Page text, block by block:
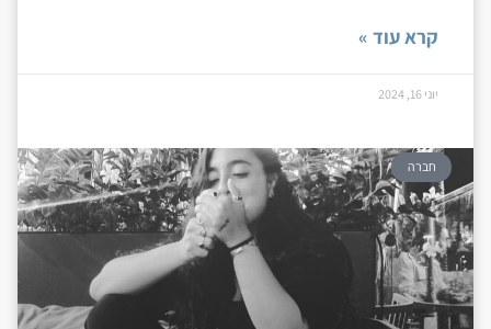
קרא עוד »
יוני 16, 2024
חברה